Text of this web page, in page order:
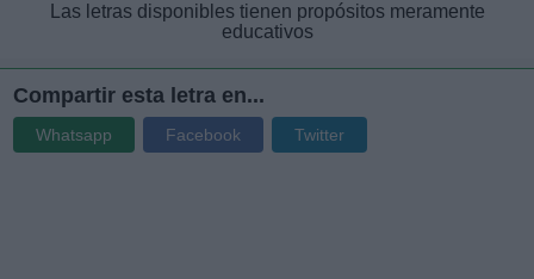
Las letras disponibles tienen propósitos meramente
educativos
Compartir esta letra en...
Whatsapp Facebook Twitter